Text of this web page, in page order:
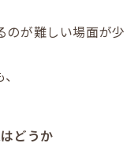
のが難しい場面が少
どうか